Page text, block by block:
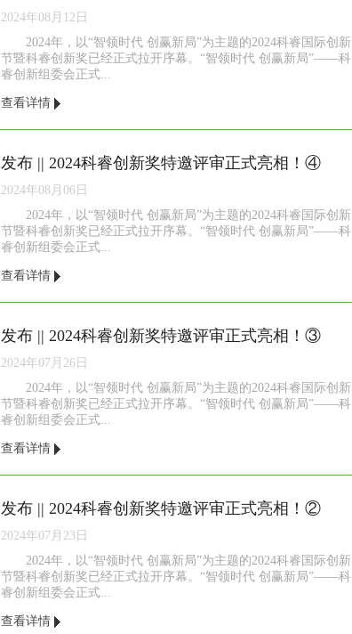
2024年08月12日
2024年，以“智领时代 创赢新局”为主题的2024科睿国际创新
节暨科睿创新奖已经正式拉开序幕。“智领时代 创赢新局”——科
睿创新组委会正式...
查看详情
发布 || 2024科睿创新奖特邀评审正式亮相！④
2024年08月06日
2024年，以“智领时代 创赢新局”为主题的2024科睿国际创新
节暨科睿创新奖已经正式拉开序幕。“智领时代 创赢新局”——科
睿创新组委会正式...
查看详情
发布 || 2024科睿创新奖特邀评审正式亮相！③
2024年07月26日
2024年，以“智领时代 创赢新局”为主题的2024科睿国际创新
节暨科睿创新奖已经正式拉开序幕。“智领时代 创赢新局”——科
睿创新组委会正式...
查看详情
发布 || 2024科睿创新奖特邀评审正式亮相！②
2024年07月23日
2024年，以“智领时代 创赢新局”为主题的2024科睿国际创新
节暨科睿创新奖已经正式拉开序幕。“智领时代 创赢新局”——科
睿创新组委会正式...
查看详情